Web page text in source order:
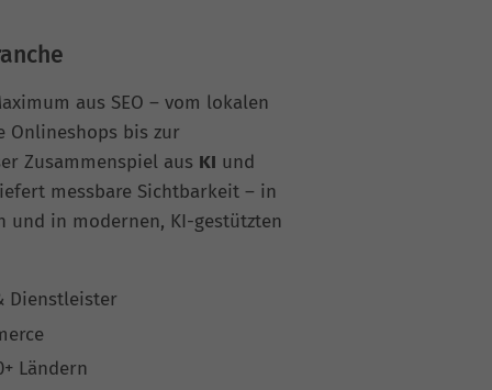
aus SEO – vom lokalen
Onlineshops bis zur
Zusammenspiel aus KI und
messbare Sichtbarkeit – in
und in modernen, KI-gestützten
Dienstleister
Ländern